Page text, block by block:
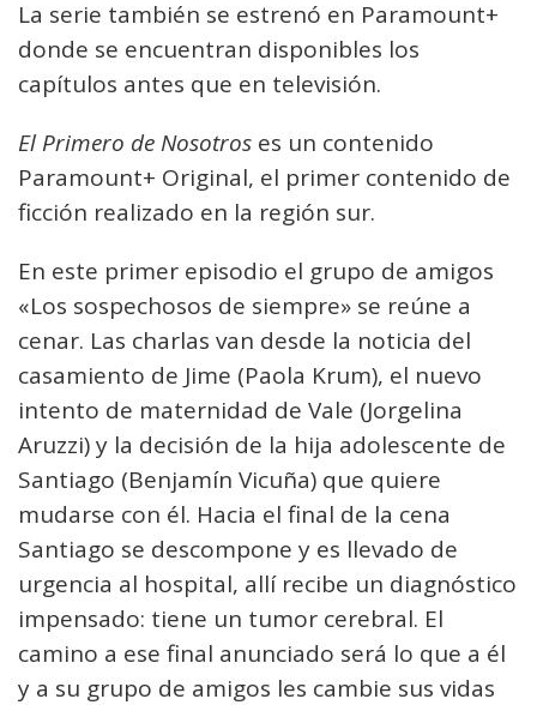
La serie también se estrenó en Paramount+
donde se encuentran disponibles los
capítulos antes que en televisión.
El Primero de Nosotros es un contenido
Paramount+ Original, el primer contenido de
ficción realizado en la región sur.
En este primer episodio el grupo de amigos
«Los sospechosos de siempre» se reúne a
cenar. Las charlas van desde la noticia del
casamiento de Jime (Paola Krum), el nuevo
intento de maternidad de Vale (Jorgelina
Aruzzi) y la decisión de la hija adolescente de
Santiago (Benjamín Vicuña) que quiere
mudarse con él. Hacia el final de la cena
Santiago se descompone y es llevado de
urgencia al hospital, allí recibe un diagnóstico
impensado: tiene un tumor cerebral. El
camino a ese final anunciado será lo que a él
y a su grupo de amigos les cambie sus vidas